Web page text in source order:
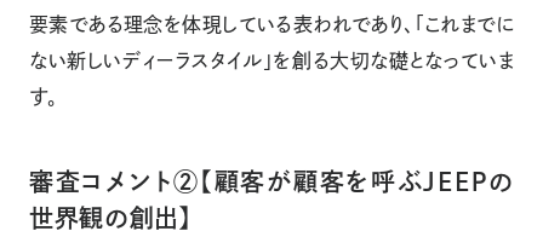
要素である理念を体現している表われであり、「これまでに
ない新しいディーラスタイル」を創る大切な礎となっていま
す。
審査コメント②【顧客が顧客を呼ぶＪＥＥＰの
世界観の創出】